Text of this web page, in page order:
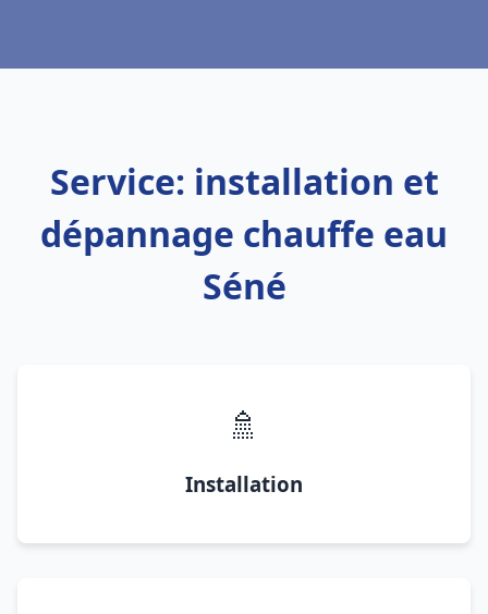
Service: installation et
dépannage chauffe eau
Séné
🚿
Installation